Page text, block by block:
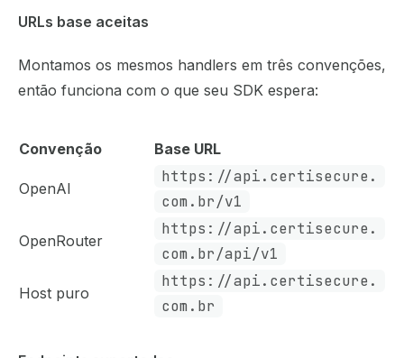
URLs base aceitas
Montamos os mesmos handlers em três convenções,
então funciona com o que seu SDK espera:
Convenção Base URL
OpenAI
https://api.certisecure.
com.br/v1
OpenRouter
https://api.certisecure.
com.br/api/v1
Host puro
https://api.certisecure.
com.br